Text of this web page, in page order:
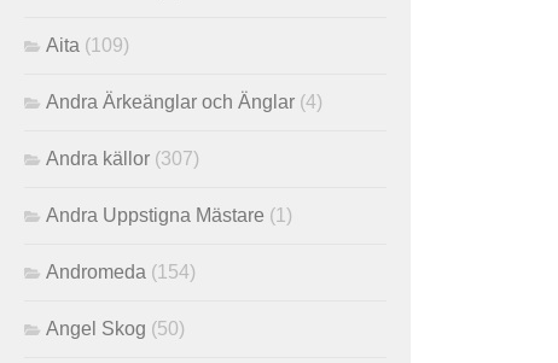
Aita (109)
Andra Ärkeänglar och Änglar (4)
Andra källor (307)
Andra Uppstigna Mästare (1)
Andromeda (154)
Angel Skog (50)